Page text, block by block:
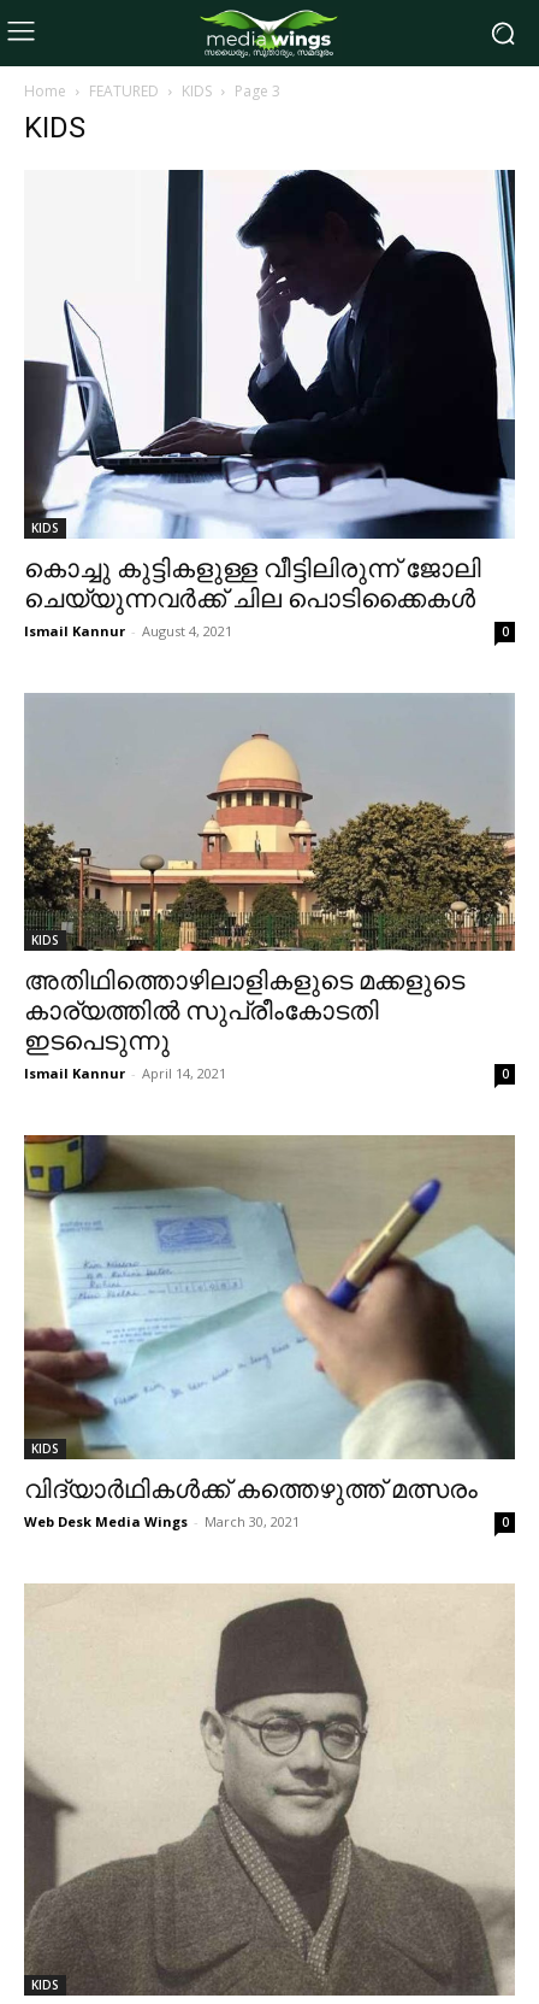
Home FEATURED KIDS Page 3
KIDS
KIDS
കൊച്ചു കുട്ടികളുള്ള വീട്ടിലിരുന്ന് ജോലി
ചെയ്യുന്നവർക്ക് ചില പൊടിക്കൈകള്‍
Ismail Kannur - August 4, 2021 0
KIDS
അതിഥിത്തൊഴിലാളികളുടെ മക്കളുടെ
കാര്യത്തിൽ‌ സുപ്രീംകോടതി
ഇടപെടുന്നു
Ismail Kannur - April 14, 2021 0
KIDS
വിദ്യാര്‍ഥികള്‍ക്ക് കത്തെഴുത്ത് മത്സരം
Web Desk Media Wings - March 30, 2021 0
KIDS